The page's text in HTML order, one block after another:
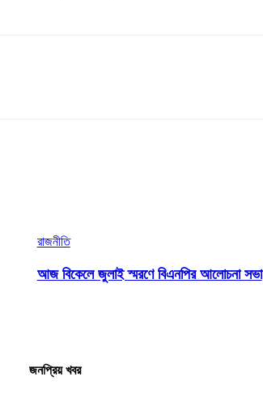
রাজনীতি
আজ বিকেলে জুলাই স্মরণে বিএনপির আলোচনা সভা
জনপ্রিয় খবর